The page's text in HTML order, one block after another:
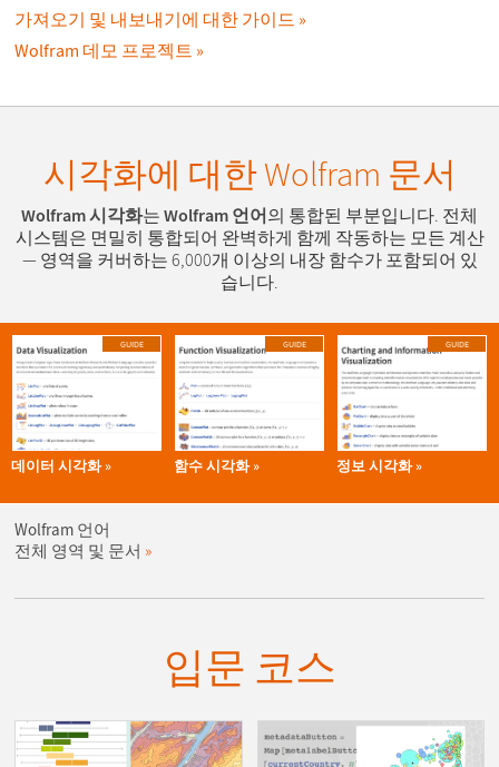
가져오기 및 내보내기에 대한 가이드
Wolfram 데모 프로젝트
시각화에 대한 Wolfram 문서
Wolfram 시각화는 Wolfram 언어의 통합된 부분입니다. 전체
시스템은 면밀히 통합되어 완벽하게 함께 작동하는 모든 계산
— 영역을 커버하는 6,000개 이상의 내장 함수가 포함되어 있
습니다.
Wolfram 언어
전체 영역 및 문서
GUIDE
데이터 시각화
GUIDE
함수 시각화
GUIDE
정보 시각화
입문 코스